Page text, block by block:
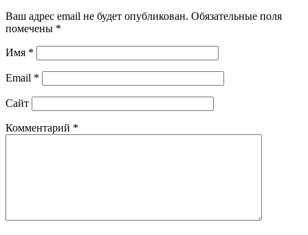
Ваш адрес email не будет опубликован. Обязательные поля
помечены *
Имя *
Email *
Сайт
Комментарий *